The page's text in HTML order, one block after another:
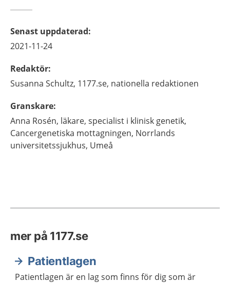
Senast uppdaterad:
2021-11-24
Redaktör:
Susanna Schultz, 1177.se, nationella redaktionen
Granskare:
Anna Rosén, läkare, specialist i klinisk genetik,
Cancergenetiska mottagningen, Norrlands
universitetssjukhus, Umeå
mer på 1177.se
Patientlagen
Patientlagen är en lag som finns för dig som är